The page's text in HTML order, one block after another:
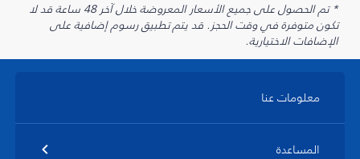
* تم الحصول على جميع الأسعار المعروضة خلال آخر 48 ساعة قد لا
تكون متوفرة في وقت الحجز. قد يتم تطبيق رسوم إضافية على
الإضافات الاختيارية.
معلومات عنا
المساعدة